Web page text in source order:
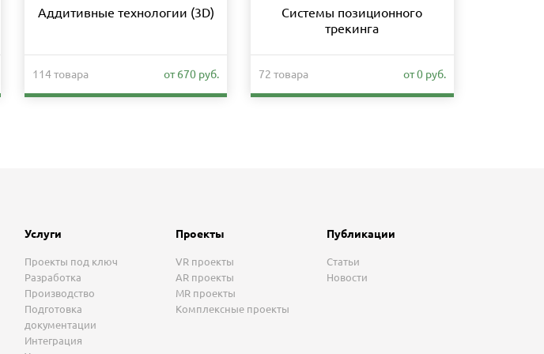
Аддитивные технологии (3D)
114 товара от 670 руб.
Системы позиционного
трекинга
72 товара от 0 руб.
Услуги
Проекты под ключ
Разработка
Производство
Подготовка
документации
Интеграция
Проекты
VR проекты
AR проекты
MR проекты
Комплексные проекты
Публикации
Статьи
Новости